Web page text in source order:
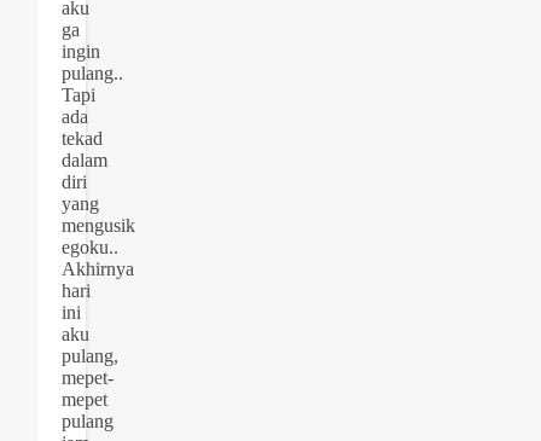
aku
ga
ingin
pulang..
Tapi
ada
tekad
dalam
diri
yang
mengusik
egoku..
Akhirnya
hari
ini
aku
pulang,
mepet-
mepet
pulang